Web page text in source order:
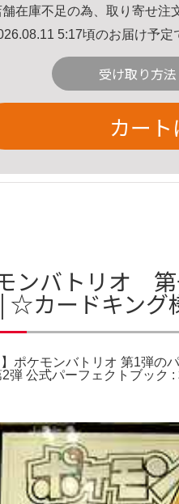
舗在庫不足の為、取り寄せ注
5:17頃のお届け予定
受け取り方
カー
ンバトリオ 第
カードキング
ポケモンバトリオ 第1弾の
弾 公式パーフェクトブック